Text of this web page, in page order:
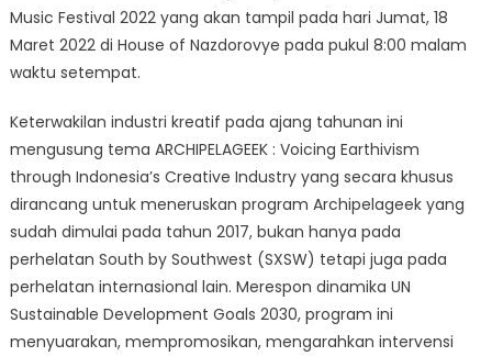
Music Festival 2022 yang akan tampil pada hari Jumat, 18
Maret 2022 di House of Nazdorovye pada pukul 8:00 malam
waktu setempat.
Keterwakilan industri kreatif pada ajang tahunan ini
mengusung tema ARCHIPELAGEEK : Voicing Earthivism
through Indonesia’s Creative Industry yang secara khusus
dirancang untuk meneruskan program Archipelageek yang
sudah dimulai pada tahun 2017, bukan hanya pada
perhelatan South by Southwest (SXSW) tetapi juga pada
perhelatan internasional lain. Merespon dinamika UN
Sustainable Development Goals 2030, program ini
menyuarakan, mempromosikan, mengarahkan intervensi